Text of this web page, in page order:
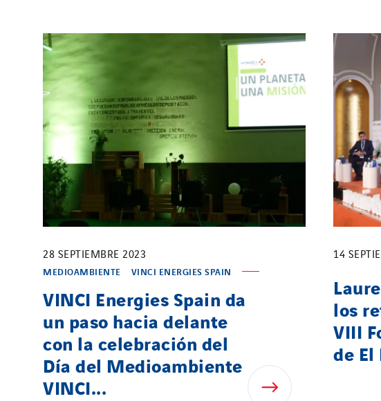
28 SEPTIEMBRE 2023
MEDIOAMBIENTE VINCI ENERGIES SPAIN
VINCI Energies Spain da
un paso hacia delante
con la celebración del
Día del Medioambiente
VINCI...
14
los
VIII
de El